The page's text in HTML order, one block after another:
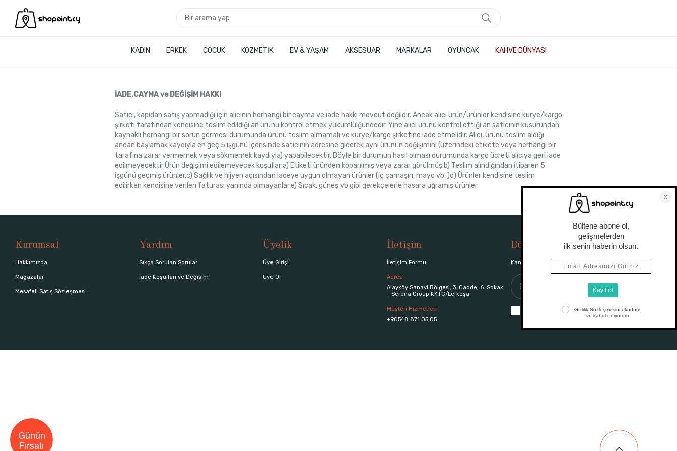
KADIN ERKEK ÇOCUK KOZMETİK EV & YAŞAM AKSESUAR MARKALAR OYUNCAK KAHVE DÜNYASI
İADE,CAYMA ve DEĞİŞİM HAKKI
Satıcı, kapıdan satış yapmadığı için alıcının herhangi bir cayma ve iade hakkı mevcut değildir. Ancak alıcı ürün/ürünler kendisine kurye/kargo
şirketi tarafından kendisine teslim edildiği an ürünü kontrol etmek yükümlülğündedir. Yine alıcı ürünü kontrol ettiği an satıcının kusurundan
kaynaklı herhangi bir sorun görmesi durumunda ürünü teslim almamalı ve kurye/kargo şirketine iade etmelidir. Alıcı, ürünü teslim aldığı
andan başlamak kaydıyla en geç 5 işgünü içerisinde satıcının adresine giderek ayni ürünün değişimini (üzerindeki etikete veya herhangi bir
tarafına zarar vermemek veya sökmemek kaydıyla) yapabilecektir. Böyle bir durumun hasıl olması durumunda kargo ücreti alıcıya geri iade
edilmeyecektir.Ürün değişimi edilemeyecek koşullar:a) Etiketi üründen koparılmış veya zarar görülmüş,b) Teslim alındığından itibaren 5
işgünü geçmiş ürünler,c) Sağlık ve hijyen açısından iadeye uygun olmayan ürünler (iç çamaşırı, mayo vb. )d) Ürünler kendisine teslim
edilirken kendisine verilen faturası yanında olmayanlar,e) Sıcak, güneş vb gibi gerekçelerle hasara uğramış ürünler.
Kurumsal
Hakkımızda
Mağazalar
Mesafeli Satış Sözleşmesi
Yardım
Sıkça Sorulan Sorular
İade Koşulları ve Değişim
Üyelik
Üye Girişi
Üye Ol
İletişim
İletişim Formu
Adres
Alayköy Sanayi Bölgesi, 3. Cadde, 6. Sokak
– Serena Group KKTC/Lefkoşa
Müşteri Hizmetleri
+90548 871 05 05
Bülten
Kampanyalardan haberdar olmak için iletişimde kalın.
Gizlilik Sözleşmesi ni okudum ve kabul ediyorum.
Günün
Fırsatı